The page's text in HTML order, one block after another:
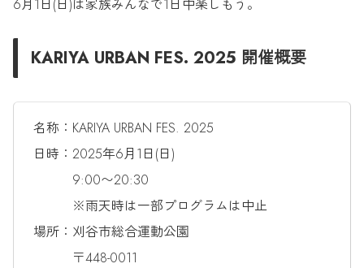
6月1日(日)は家族みんなで1日中楽しもう。
KARIYA URBAN FES. 2025 開催概要
名称：KARIYA URBAN FES. 2025
日時：2025年6月1日(日)
9:00〜20:30
※雨天時は一部プログラムは中止
場所：刈谷市総合運動公園
〒448-0011